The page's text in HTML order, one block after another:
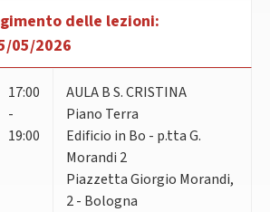
delle lezioni:
05/2026
17:00
-
19:00
AULA B S. CRISTINA
Piano Terra
Edificio in Bo - p.tta G.
Morandi 2
Piazzetta Giorgio Morandi,
2 - Bologna